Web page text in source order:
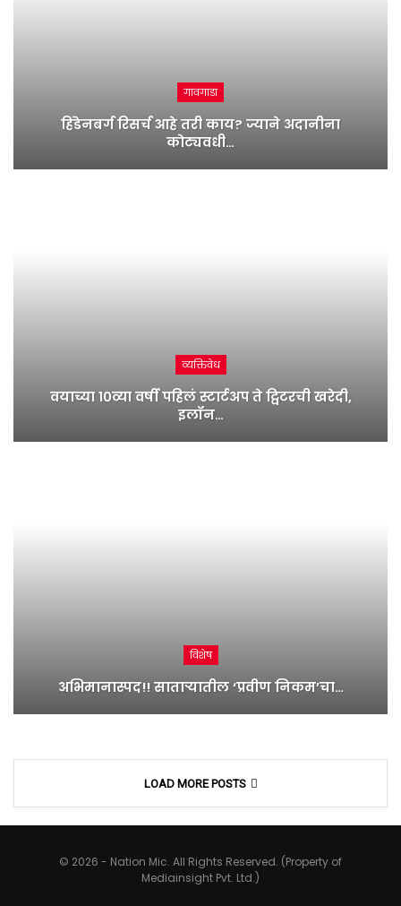
गावगाडा
हिंडेनबर्ग रिसर्च आहे तरी काय? ज्याने अदानीना
कोट्यवधी…
व्यक्तिवेध
वयाच्या १०व्या वर्षी पहिलं स्टार्टअप ते ट्विटरची खरेदी,
इलॉन…
विशेष
अभिमानास्पद!! साताऱ्यातील ‘प्रवीण निकम’चा…
LOAD MORE POSTS
© 2026 - Nation Mic. All Rights Reserved. (Property of
Mediainsight Pvt. Ltd.)